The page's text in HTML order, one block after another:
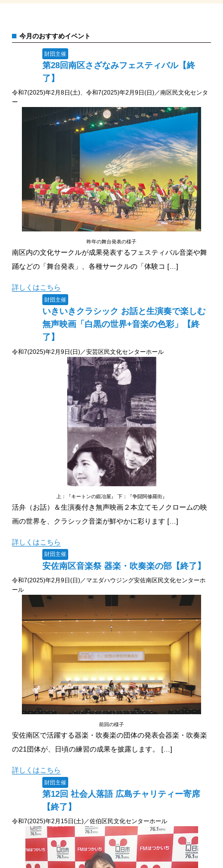
今月のおすすめイベント
財団主催
第28回南区さざなみフェスティバル【終
了】
令和7(2025)年2月8日(土)、令和7(2025)年2月9日(日)／南区民文化センタ
ー
昨年の舞台発表の様子
南区内の文化サークルが成果発表するフェスティバル音楽や舞
踊などの「舞台発表」、各種サークルの「体験コ […]
詳しくはこちら
財団主催
いきいきクラシック お話と生演奏で楽しむ
無声映画「白黒の世界+音楽の色彩」【終
了】
令和7(2025)年2月9日(日)／安芸区民文化センターホール
上：『キートンの鍛冶屋』 下：『争闘阿修羅街』
活弁（お話）＆生演奏付き無声映画２本立てモノクロームの映
画の世界を、クラシック音楽が鮮やかに彩ります […]
詳しくはこちら
財団主催
安佐南区音楽祭 器楽・吹奏楽の部【終了】
令和7(2025)年2月9日(日)／マエダハウジング安佐南区民文化センターホ
ール
前回の様子
安佐南区で活躍する器楽・吹奏楽の団体の発表会器楽・吹奏楽
の21団体が、日頃の練習の成果を披露します。 […]
詳しくはこちら
財団主催
第12回 社会人落語 広島チャリティー寄席
【終了】
令和7(2025)年2月15日(土)／佐伯区民文化センターホール